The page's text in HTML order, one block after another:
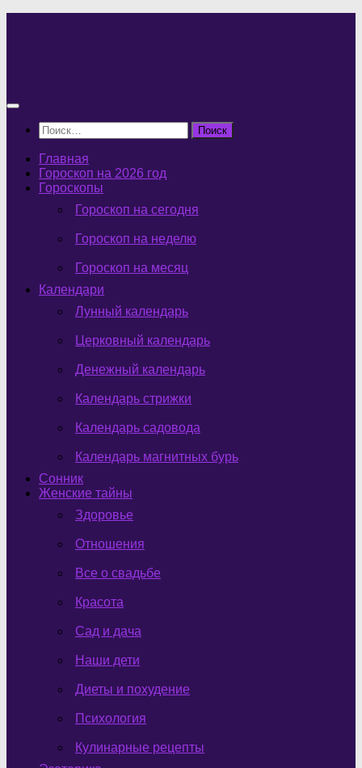
Найти:
Главная
Гороскоп на 2026 год
Гороскопы
Гороскоп на сегодня
Гороскоп на неделю
Гороскоп на месяц
Календари
Лунный календарь
Церковный календарь
Денежный календарь
Календарь стрижки
Календарь садовода
Календарь магнитных бурь
Сонник
Женские тайны
Здоровье
Отношения
Все о свадьбе
Красота
Сад и дача
Наши дети
Диеты и похудение
Психология
Кулинарные рецепты